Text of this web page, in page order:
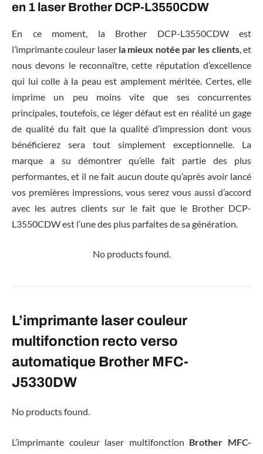
en 1 laser Brother DCP-L3550CDW
En ce moment, la Brother DCP-L3550CDW est
l’imprimante couleur laser la mieux notée par les clients, et
nous devons le reconnaître, cette réputation d’excellence
qui lui colle à la peau est amplement méritée. Certes, elle
imprime un peu moins vite que ses concurrentes
principales, toutefois, ce léger défaut est en réalité un gage
de qualité du fait que la qualité d’impression dont vous
bénéficierez sera tout simplement exceptionnelle. La
marque a su démontrer qu’elle fait partie des plus
performantes, et il ne fait aucun doute qu’après avoir lancé
vos premières impressions, vous serez vous aussi d’accord
avec les autres clients sur le fait que le Brother DCP-
L3550CDW est l’une des plus parfaites de sa génération.
No products found.
L’imprimante laser couleur
multifonction recto verso
automatique Brother MFC-
J5330DW
No products found.
L’imprimante couleur laser multifonction Brother MFC-